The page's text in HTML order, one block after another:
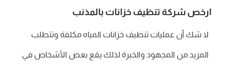
ارخص شركة تنظيف خزانات بالمذنب
لا شك أن عمليات تنظيف خزانات المياه مكلفة وتتطلب
المزيد من المجهود والخبرة لذلك يقع بعض الأشخاص في